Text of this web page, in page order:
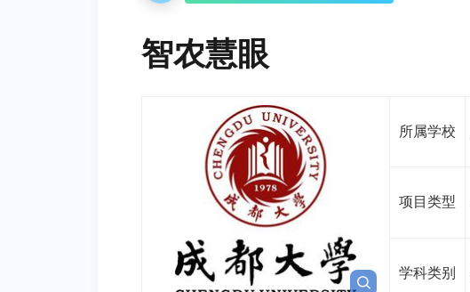
智农慧眼
所属学校
项目类型
学科类别